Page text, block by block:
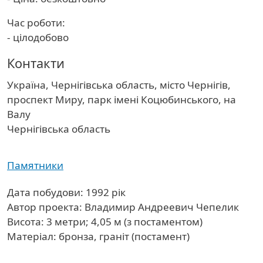
Час роботи:
- цілодобово
Контакти
Україна, Чернігівська область, місто Чернігів,
проспект Миру, парк імені Коцюбинського, на
Валу
Область
Чернігівська область
Памятники
Дата побудови: 1992 рік
Автор проекта: Владимир Андреевич Чепелик
Висота: 3 метри; 4,05 м (з постаментом)
Матеріал: бронза, граніт (постамент)